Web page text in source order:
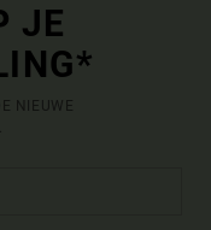
JE
NIEUWE